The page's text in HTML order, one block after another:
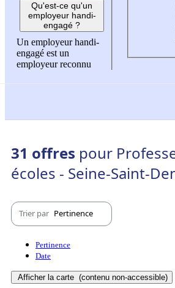
Qu'est-ce qu'un
employeur handi-
engagé ?
Un employeur handi-
engagé est un
employeur reconnu
31 offres pour
écoles - Seine-Saint-
Trier par Pertinence
Pertinence
Date
Afficher la carte (contenu non-accessible)